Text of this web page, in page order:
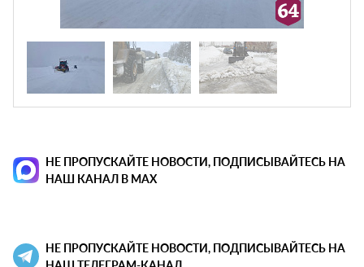
НЕ ПРОПУСКАЙТЕ НОВОСТИ, ПОДПИСЫВАЙТЕСЬ НА
НАШ КАНАЛ В MAX
НЕ ПРОПУСКАЙТЕ НОВОСТИ, ПОДПИСЫВАЙТЕСЬ НА